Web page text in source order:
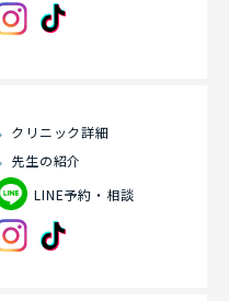
クリニック詳細
先生の紹介
LINE予約・相談